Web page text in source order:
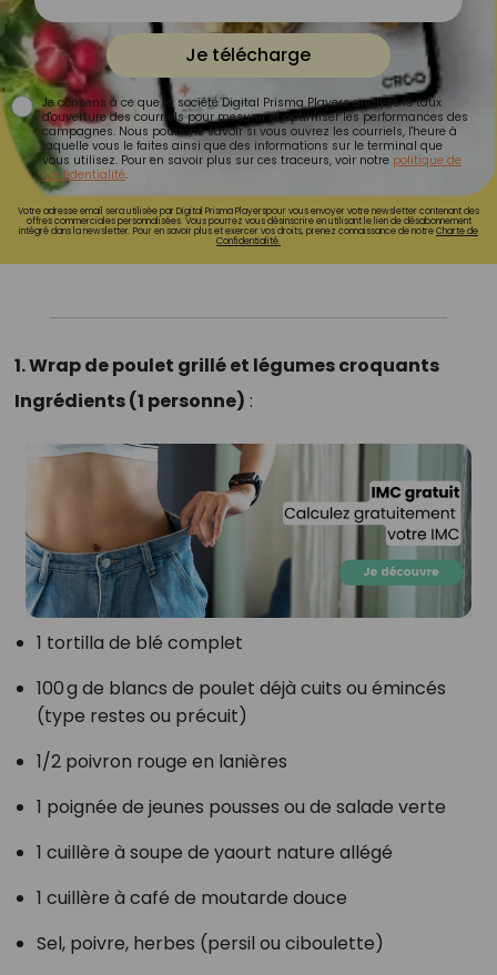
Je télécharge
Je consens à ce que la société Digital Prisma Players analyse le taux
d'ouverture des courriels pour mesurer et optimiser les performances des
campagnes. Nous pourrons savoir si vous ouvrez les courriels, l'heure à
laquelle vous le faites ainsi que des informations sur le terminal que
vous utilisez. Pour en savoir plus sur ces traceurs, voir notre politique de
confidentialité.
Votre adresse email sera utilisée par Digital Prisma Playerspour vous envoyer votre newsletter contenant des
offres commerciales personnalisées. Vous pourrez vous désinscrire en utilisant le lien de désabonnement
intégré dans la newsletter. Pour en savoir plus et exercer vos droits, prenez connaissance de notreCharte de
Confidentialité.
1. Wrap de poulet grillé et légumes croquants
Ingrédients (1 personne) :
1 tortilla de blé complet
100 g de blancs de poulet déjà cuits ou émincés
(type restes ou précuit)
1/2 poivron rouge en lanières
1 poignée de jeunes pousses ou de salade verte
1 cuillère à soupe de yaourt nature allégé
1 cuillère à café de moutarde douce
Sel, poivre, herbes (persil ou ciboulette)